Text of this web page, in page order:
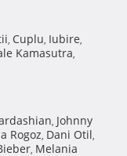
, Cuplu, Iubire,
Kamasutra,
, Johnny
Rogoz, Dani Otil,
, Melania